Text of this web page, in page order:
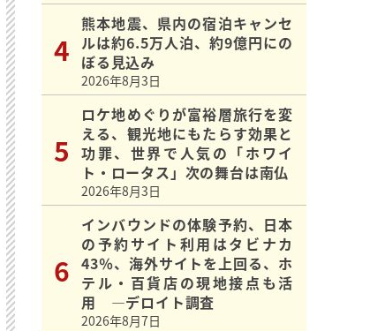
熊本地震、県内の宿泊キャンセ
ルは約6.5万人泊、約9億円にの
ぼる見込み
2026年8月3日
ロケ地めぐりが富裕層旅行を変
える、観光地にもたらす効果と
功罪、世界で人気の「ホワイ
ト・ロータス」次の舞台は南仏
2026年8月3日
インバウンドの体験予約、日本
の予約サイト利用はタビナカ
43％、海外サイトを上回る、ホ
テル・百貨店の現地接点も活
用 ―デロイト調査
2026年8月7日